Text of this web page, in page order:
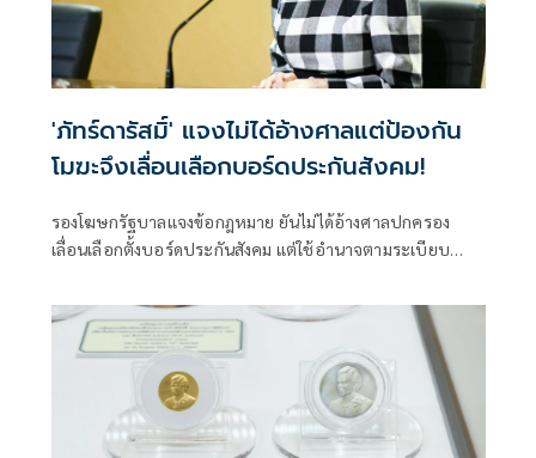
'ภัทร์ดารัสมิ์' แจงไม่ได้อ้างศาลแต่ป้องกัน
โมฆะจึงเลื่อนเลือกบอร์ดประกันสังคม!
รองโฆษกรัฐบาลแจงข้อกฎหมาย ยันไม่ได้อ้างศาลปกครอง
เลื่อนเลือกตั้งบอร์ดประกันสังคม แต่ใช้อำนาจตามระเบียบ